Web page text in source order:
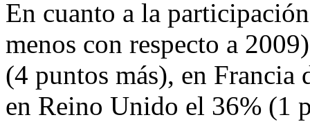
En cuanto a la
menos con respecto a
(4 puntos más), en Francia
en Reino Unido el 36% (1